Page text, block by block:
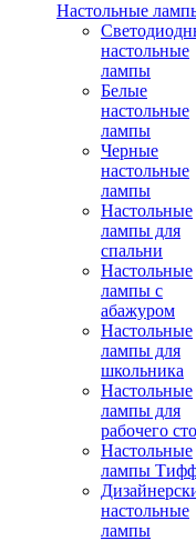
Настольные
настольные
лампы
Белые
настольные
лампы
Черные
настольные
лампы
Настольные
лампы для
спальни
Настольные
лампы с
абажуром
Настольные
лампы для
школьника
Настольные
лампы для
рабочего
Настольные
лампы
настольные
лампы